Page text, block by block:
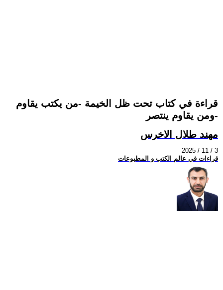
قراءة في كتاب تحت ظل الخيمة -من يكتب يقاوم
ومن يقاوم ينتصر-
مهند طلال الاخرس
2025 / 11 / 3
قراءات في عالم الكتب و المطبوعات